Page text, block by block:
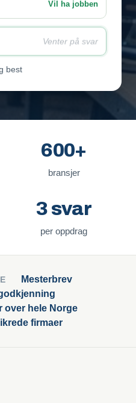
Vil ha jobben
Venter på svar
best
600+
bransjer
3 svar
per oppdrag
Mesterbrev
over hele Norge
firmaer